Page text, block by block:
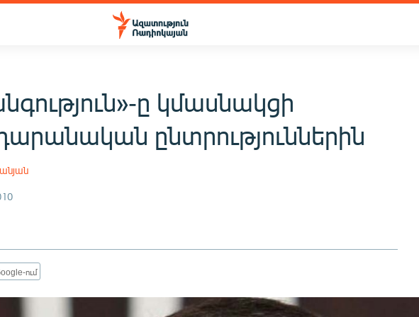
ը կմասնակցի
ընտրություններին
ում